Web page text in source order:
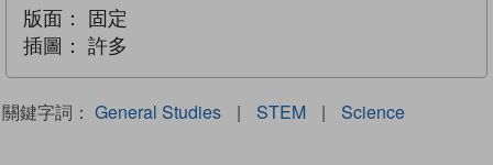
版面：
固定
插圖：
許多
關鍵字詞： General Studies | STEM | Science